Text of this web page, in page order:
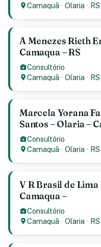
Camaquã ·Olaria · RS
A Menezes Rieth
Camaqua – RS
Consultório
Camaquã ·Olaria · RS
Marcela Yorana
Santos – Olaria –
Consultório
Camaquã ·Olaria · RS
V R Brasil de
Camaqua –
Consultório
Camaquã ·Olaria · RS